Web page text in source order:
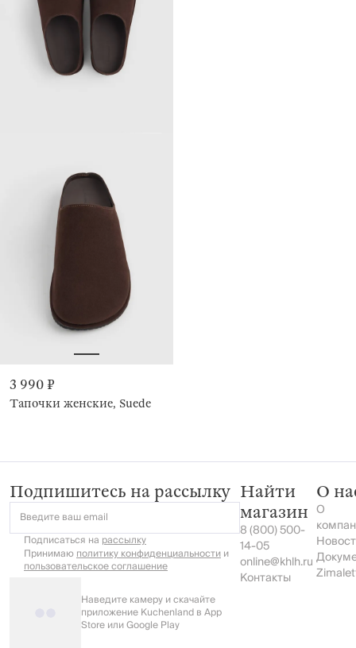
3 990 ₽
Тапочки женские, Suede
Подпишитесь на рассылку
Введите ваш email
Подписаться на рассылку
Принимаюполитику конфиденциальностии
пользовательское соглашение
Наведите камеру и скачайте
приложение Kuchenland в App
Store или Google Play
Найти
магазин
8 (800) 500-
14-05
online@khlh.ru
Контакты
О
О